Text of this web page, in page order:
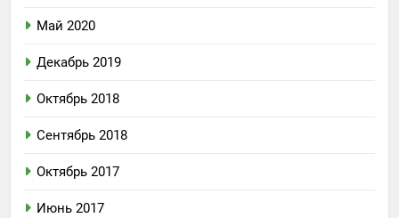
Май 2020
Декабрь 2019
Октябрь 2018
Сентябрь 2018
Октябрь 2017
Июнь 2017